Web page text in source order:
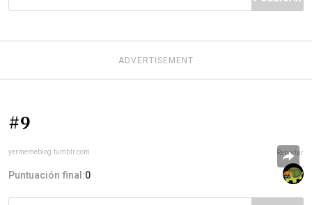
ADVERTISEMENT
#9
yermemeblog.tumblr.com Reportar
Puntuación final:0